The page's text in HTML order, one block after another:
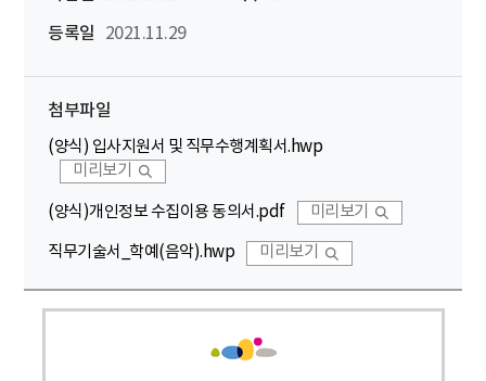
등록일
2021.11.29
첨부파일
(양식) 입사지원서 및 직무수행계획서.hwp
미리보기
(양식)개인정보 수집이용 동의서.pdf 미리보기
직무기술서_학예(음악).hwp 미리보기